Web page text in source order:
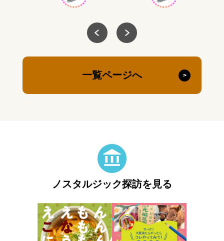
一覧ページへ
ノスタルジック探訪を見る